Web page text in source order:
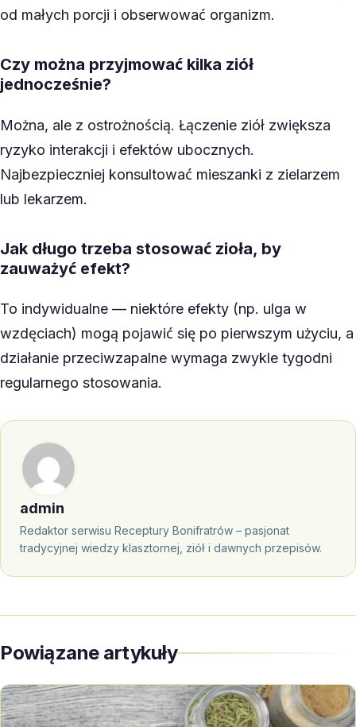
od małych porcji i obserwować organizm.
Czy można przyjmować kilka ziół
jednocześnie?
Można, ale z ostrożnością. Łączenie ziół zwiększa
ryzyko interakcji i efektów ubocznych.
Najbezpieczniej konsultować mieszanki z zielarzem
lub lekarzem.
Jak długo trzeba stosować zioła, by
zauważyć efekt?
To indywidualne — niektóre efekty (np. ulga w
wzdęciach) mogą pojawić się po pierwszym użyciu, a
działanie przeciwzapalne wymaga zwykle tygodni
regularnego stosowania.
admin
Redaktor serwisu Receptury Bonifratrów – pasjonat
tradycyjnej wiedzy klasztornej, ziół i dawnych przepisów.
Powiązane artykuły